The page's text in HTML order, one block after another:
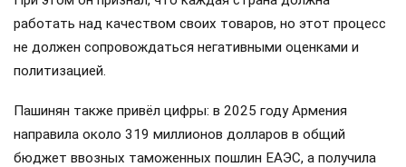
работать над качеством своих товаров, но этот процесс
не должен сопровождаться негативными оценками и
политизацией.
Пашинян также привёл цифры: в 2025 году Армения
направила около 319 миллионов долларов в общий
бюджет ввозных таможенных пошлин ЕАЭС, а получила